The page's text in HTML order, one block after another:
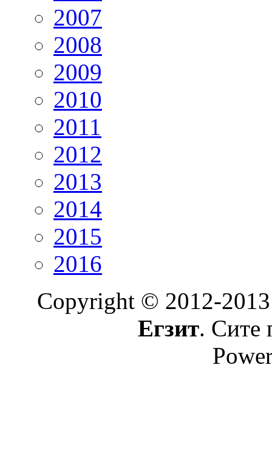
2007
2008
2009
2010
2011
2012
2013
2014
2015
2016
Copyright © 2012-
Егзит. Сите